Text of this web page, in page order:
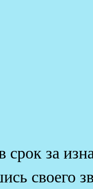
срок за
своего